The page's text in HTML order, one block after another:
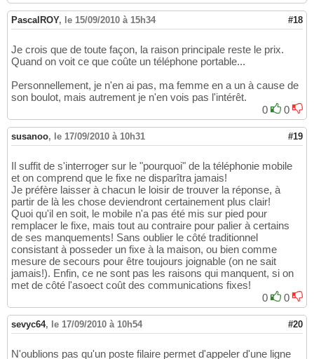
PascalROY, le 15/09/2010 à 15h34 #18
Je crois que de toute façon, la raison principale reste le prix.
Quand on voit ce que coûte un téléphone portable...
Personnellement, je n'en ai pas, ma femme en a un à cause de
son boulot, mais autrement je n'en vois pas l'intérêt.
0
0
susanoo, le 17/09/2010 à 10h31 #19
Il suffit de s'interroger sur le "pourquoi" de la téléphonie mobile
et on comprend que le fixe ne disparîtra jamais!
Je préfère laisser à chacun le loisir de trouver la réponse, à
partir de là les chose deviendront certainement plus clair!
Quoi qu'il en soit, le mobile n'a pas été mis sur pied pour
remplacer le fixe, mais tout au contraire pour palier à certains
de ses manquements! Sans oublier le côté traditionnel
consistant à posseder un fixe à la maison, ou bien comme
mesure de secours pour être toujours joignable (on ne sait
jamais!). Enfin, ce ne sont pas les raisons qui manquent, si on
met de côté l'asoect coût des communications fixes!
0
0
sevyc64, le 17/09/2010 à 10h54 #20
N'oublions pas qu'un poste filaire permet d'appeler d'une ligne